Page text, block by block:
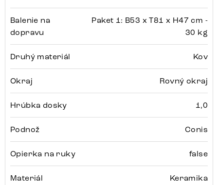
Balenie na
dopravu
Paket 1: B53 x T81 x H47 cm -
30 kg
Druhý materiál Kov
Okraj Rovný okraj
Hrúbka dosky 1,0
Podnož Conis
Opierka na ruky false
Materiál Keramika